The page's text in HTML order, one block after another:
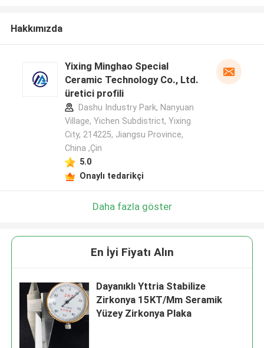
Hakkımızda
Yixing Minghao Special
Ceramic Technology Co., Ltd.
üretici profili
Dashu Industry Park, Nanyuan
Village, Yichen Subdistrict, Yixing
City, 214225, Jiangsu Province,
China ,Çin
5.0
Onaylı tedarikçi
Daha fazla göster
En İyi Fiyatı Alın
Dayanıklı Yttria Stabilize
Zirkonya 15KT/Mm Seramik
Yüzey Zirkonya Plaka